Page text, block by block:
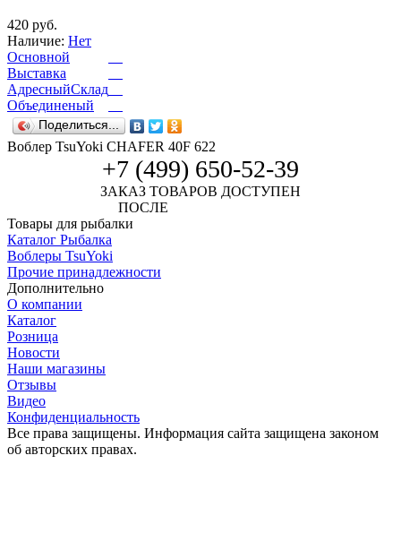
420 руб.
Наличие: Нет
Основной
Выставка
АдресныйСклад
Объединеный
Поделиться...
Воблер TsuYoki CHAFER 40F 622
+7 (499) 650-52-39
ЗАКАЗ ТОВАРОВ ДОСТУПЕН
ПОСЛЕ
Товары для рыбалки
Каталог Рыбалка
Воблеры TsuYoki
Прочие принадлежности
Дополнительно
О компании
Каталог
Розница
Новости
Наши магазины
Отзывы
Видео
Конфиденциальность
Все права защищены. Информация сайта защищена законом
об авторских правах.